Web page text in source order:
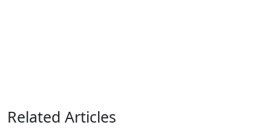
Related Articles